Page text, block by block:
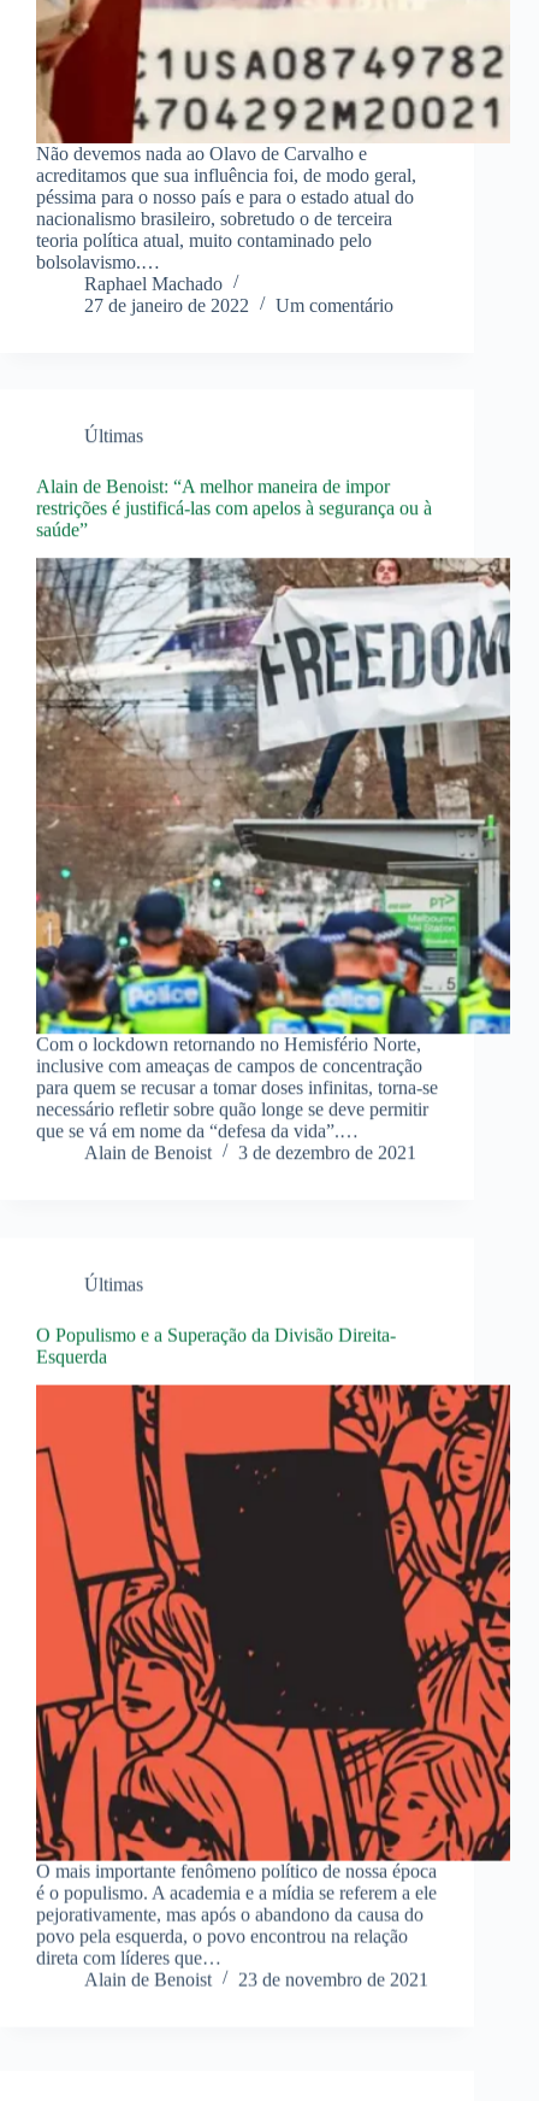
Não devemos nada ao Olavo de Carvalho e
acreditamos que sua influência foi, de modo geral,
péssima para o nosso país e para o estado atual do
nacionalismo brasileiro, sobretudo o de terceira
teoria política atual, muito contaminado pelo
bolsolavismo.…
Raphael Machado
27 de janeiro de 2022
Um comentário
Últimas
Alain de Benoist: “A melhor maneira de impor
restrições é justificá-las com apelos à segurança ou à
saúde”
Com o lockdown retornando no Hemisfério Norte,
inclusive com ameaças de campos de concentração
para quem se recusar a tomar doses infinitas, torna-se
necessário refletir sobre quão longe se deve permitir
que se vá em nome da “defesa da vida”.…
Alain de Benoist
3 de dezembro de 2021
Últimas
O Populismo e a Superação da Divisão Direita-
Esquerda
O mais importante fenômeno político de nossa época
é o populismo. A academia e a mídia se referem a ele
pejorativamente, mas após o abandono da causa do
povo pela esquerda, o povo encontrou na relação
direta com líderes que…
Alain de Benoist
23 de novembro de 2021